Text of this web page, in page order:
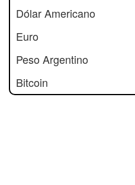
Dólar Americano
Euro
Peso Argentino
Bitcoin